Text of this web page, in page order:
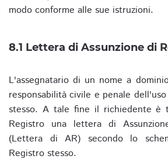
modo conforme alle sue istruzioni.
8.1 Lettera di Assunzione di
L'assegnatario di un nome a
responsabilità civile e penale
stesso. A tale fine il richiedente è
Registro una lettera di
(Lettera di AR) secondo lo
Registro stesso.